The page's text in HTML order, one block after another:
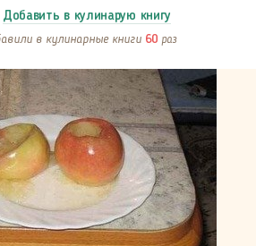
Добавить в кулинарую книгу
в кулинарные книги 60 раз